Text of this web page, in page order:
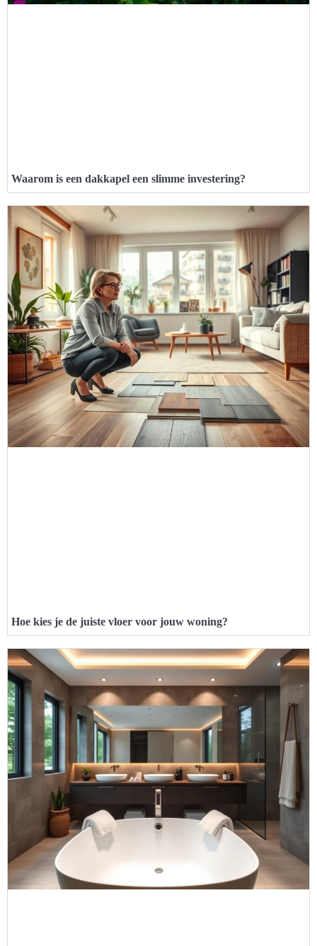
Waarom is een dakkapel een slimme investering?
Hoe kies je de juiste vloer voor jouw woning?